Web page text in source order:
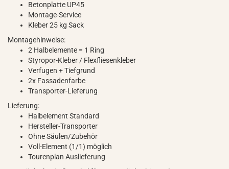
Betonplatte UP45
Montage-Service
Kleber 25 kg Sack
Montagehinweise:
2 Halbelemente = 1 Ring
Styropor-Kleber / Flexfliesenkleber
Verfugen + Tiefgrund
2x Fassadenfarbe
Transporter-Lieferung
Lieferung:
Halbelement Standard
Hersteller-Transporter
Ohne Säulen/Zubehör
Voll-Element (1/1) möglich
Tourenplan Auslieferung